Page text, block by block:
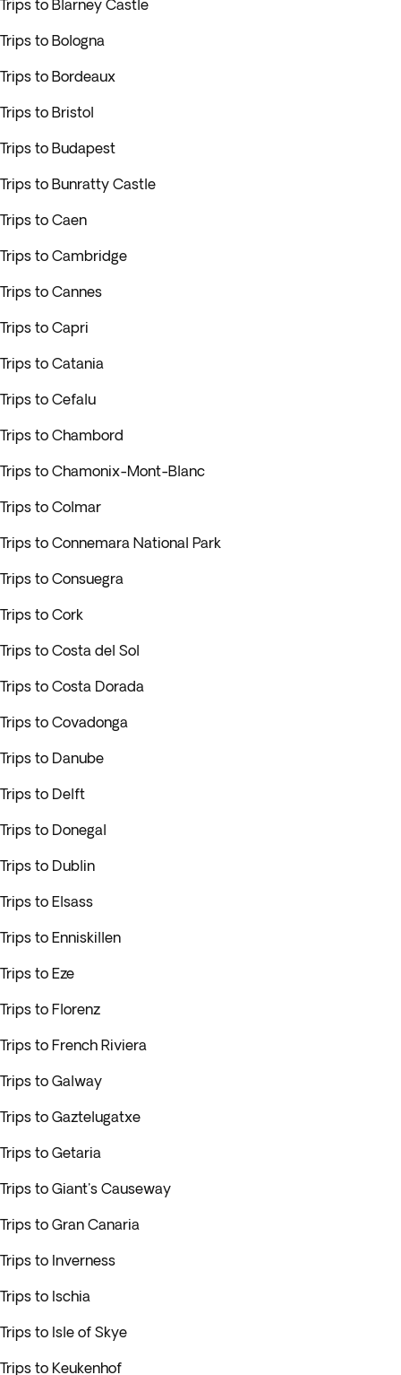
Trips to Blarney Castle
Trips to Bologna
Trips to Bordeaux
Trips to Bristol
Trips to Budapest
Trips to Bunratty Castle
Trips to Caen
Trips to Cambridge
Trips to Cannes
Trips to Capri
Trips to Catania
Trips to Cefalu
Trips to Chambord
Trips to Chamonix-Mont-Blanc
Trips to Colmar
Trips to Connemara National Park
Trips to Consuegra
Trips to Cork
Trips to Costa del Sol
Trips to Costa Dorada
Trips to Covadonga
Trips to Danube
Trips to Delft
Trips to Donegal
Trips to Dublin
Trips to Elsass
Trips to Enniskillen
Trips to Eze
Trips to Florenz
Trips to French Riviera
Trips to Galway
Trips to Gaztelugatxe
Trips to Getaria
Trips to Giant's Causeway
Trips to Gran Canaria
Trips to Inverness
Trips to Ischia
Trips to Isle of Skye
Trips to Keukenhof